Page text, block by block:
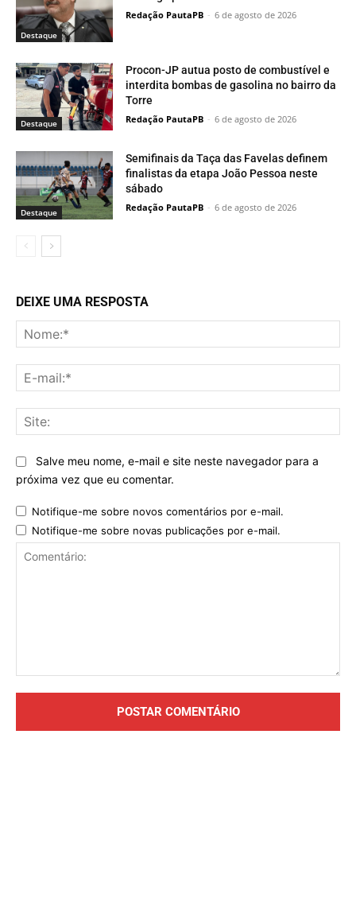
Destaque
Redação PautaPB - 6 de agosto de 2026
Destaque
Procon-JP autua posto de combustível e
interdita bombas de gasolina no bairro da
Torre
Redação PautaPB - 6 de agosto de 2026
Destaque
Semifinais da Taça das Favelas definem
finalistas da etapa João Pessoa neste
sábado
Redação PautaPB - 6 de agosto de 2026
DEIXE UMA RESPOSTA
Salve meu nome, e-mail e site neste navegador para a
próxima vez que eu comentar.
Notifique-me sobre novos comentários por e-mail.
Notifique-me sobre novas publicações por e-mail.